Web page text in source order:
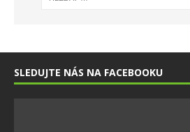
SLEDUJTE NÁS NA FACEBOOKU